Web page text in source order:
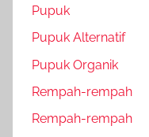
Pupuk
Pupuk Alternatif
Pupuk Organik
Rempah-rempah
Rempah-rempah